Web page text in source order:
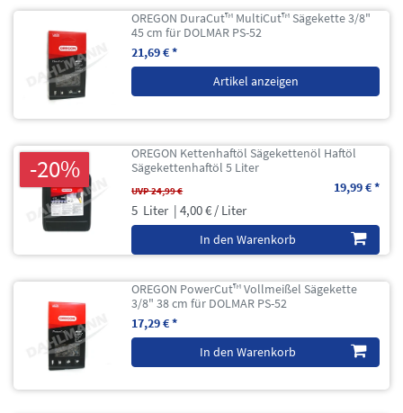
OREGON DuraCut™ MultiCut™ Sägekette 3/8"
45 cm für DOLMAR PS-52
21,69 € *
Artikel anzeigen
-20%
OREGON Kettenhaftöl Sägekettenöl Haftöl
Sägekettenhaftöl 5 Liter
UVP 24,99 € 19,99 € *
5 Liter | 4,00 € / Liter
In den Warenkorb
OREGON PowerCut™ Vollmeißel Sägekette
3/8" 38 cm für DOLMAR PS-52
17,29 € *
In den Warenkorb